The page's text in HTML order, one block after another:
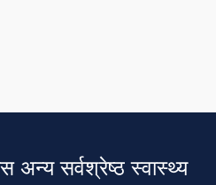
अन्य सर्वश्रेष्ठ स्वास्थ्य